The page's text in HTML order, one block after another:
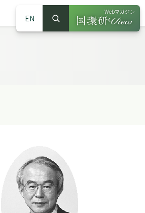
EN
サイト内検索
検索
Webマガジン
（別ウインドウ